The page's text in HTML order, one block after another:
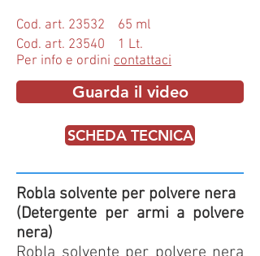
Cod. art. 23532 65 ml
Cod. art. 23540 1 Lt.
Per info e ordini contattaci
Guarda il video
SCHEDA TECNICA
Robla solvente per polvere nera
(Detergente per armi a polvere
nera)